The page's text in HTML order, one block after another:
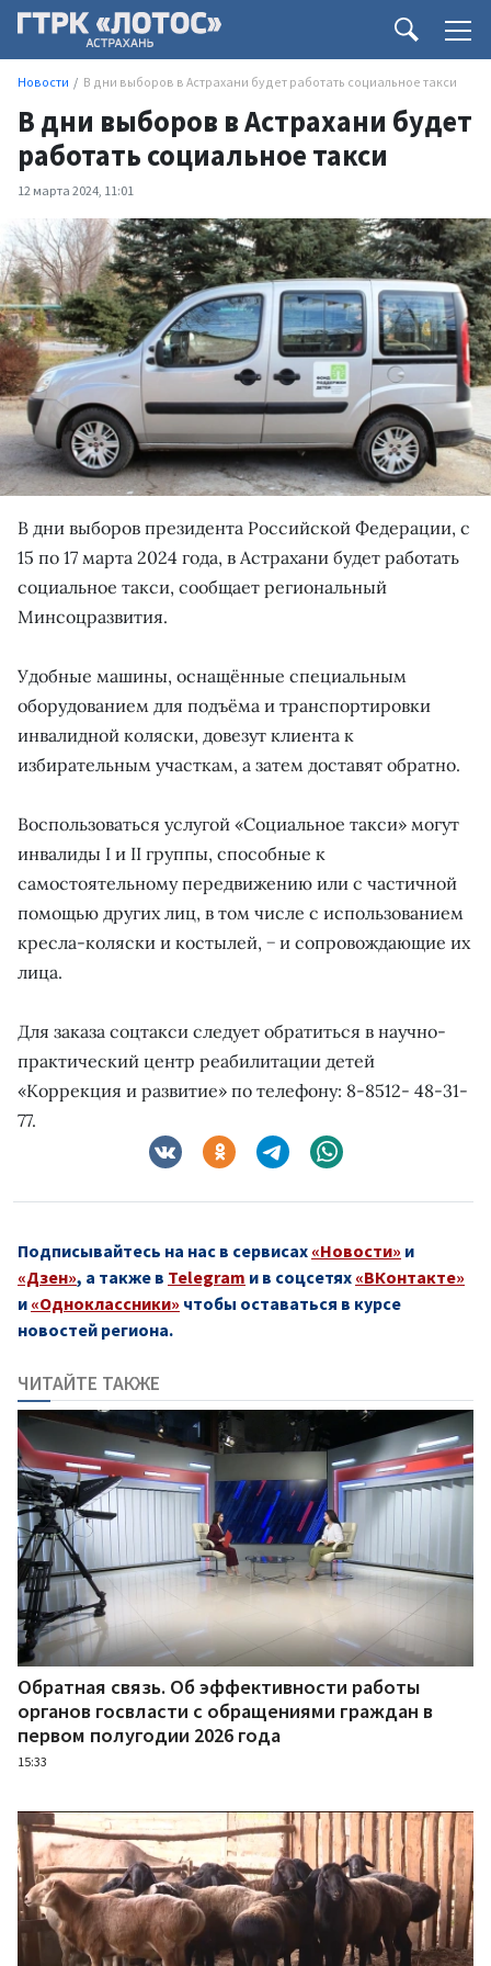
Новости В дни выборов в Астрахани будет работать социальное такси
В дни выборов в Астрахани будет
работать социальное такси
12 марта 2024, 11:01
В дни выборов президента Российской Федерации, с
15 по 17 марта 2024 года, в Астрахани будет работать
социальное такси, сообщает региональный
Минсоцразвития.
Удобные машины, оснащённые специальным
оборудованием для подъёма и транспортировки
инвалидной коляски, довезут клиента к
избирательным участкам, а затем доставят обратно.
Воспользоваться услугой «Социальное такси» могут
инвалиды I и II группы, способные к
самостоятельному передвижению или с частичной
помощью других лиц, в том числе с использованием
кресла-коляски и костылей, − и сопровождающие их
лица.
Для заказа соцтакси следует обратиться в научно-
практический центр реабилитации детей
«Коррекция и развитие» по телефону: 8-8512- 48-31-
77.
Подписывайтесь на нас в сервисах «Новости» и
«Дзен», а также в Telegram и в соцсетях «ВКонтакте»
и «Одноклассники» чтобы оставаться в курсе
новостей региона.
ЧИТАЙТЕ ТАКЖЕ
Обратная связь. Об эффективности работы
органов госвласти с обращениями граждан в
первом полугодии 2026 года
15:33